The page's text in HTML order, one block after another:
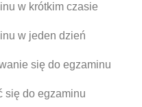
w krótkim czasie
w jeden dzień
się do egzaminu
się do egzaminu